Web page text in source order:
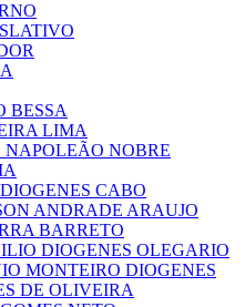
BESSA
LIMA
NOBRE
CABO
ANDRADE ARAUJO
BARRETO
DIOGENES OLEGARIO
MONTEIRO DIOGENES
DE OLIVEIRA